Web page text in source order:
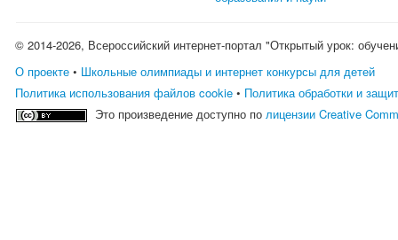
© 2014-2026, Всероссийский интернет-портал "Открытый урок:
О проекте • Школьные олимпиады и интернет конкурсы для детей
Политика использования файлов cookie • Политика обработки и
Это произведение доступно полицензии Creative